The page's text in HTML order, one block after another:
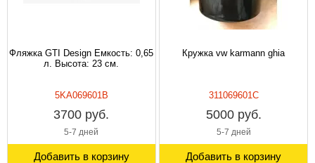
Фляжка GTI Design Емкость: 0,65
л. Высота: 23 см.
5KA069601B
3700 руб.
5-7 дней
Добавить в корзину
Кружка vw karmann ghia
311069601C
5000 руб.
5-7 дней
Добавить в корзину